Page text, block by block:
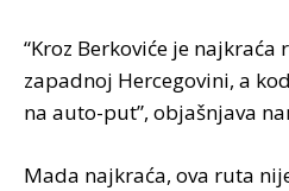
“Kroz Berkoviće je najkraća
zapadnoj Hercegovini, a
na auto-put”, objašnjava
Mada najkraća, ova ruta